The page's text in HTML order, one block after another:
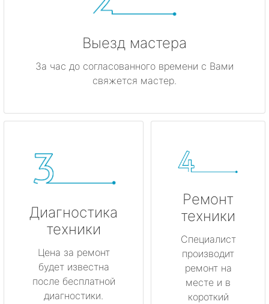
Выезд мастера
За час до согласованного времени с Вами
свяжется мастер.
Диагностика
техники
Цена за ремонт
будет известна
после бесплатной
диагностики.
Ремонт
техники
Специалист
производит
ремонт на
месте и в
короткий